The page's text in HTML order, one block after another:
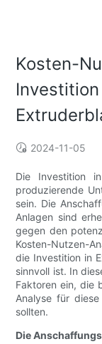
Kosten-
2024-11-05
Die Investition
produzierende
sein. Die
Anlagen sind
gegen den
Kosten-Nutzen-
die Investition in
sinnvoll ist. In
Faktoren ein, die
Analyse für
sollten.
Die